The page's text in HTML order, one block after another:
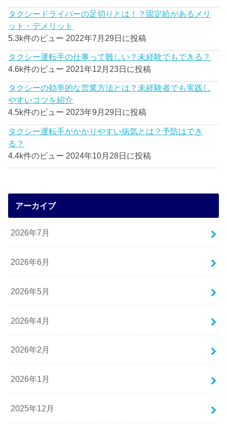
タクシードライバーの足切りとは！？固定給があるメリ
ット・デメリット
5.3k件のビュー 2022年7月29日に投稿
タクシー運転手の仕事って難しい？未経験でもできる？
4.6k件のビュー 2021年12月23日に投稿
タクシーの効率的な営業方法とは？未経験者でも実践し
やすいコツを紹介
4.5k件のビュー 2023年9月29日に投稿
タクシー運転手がかかりやすい病気とは？予防はでき
る？
4.4k件のビュー 2024年10月28日に投稿
アーカイブ
2026年7月
2026年6月
2026年5月
2026年4月
2026年2月
2026年1月
2025年12月